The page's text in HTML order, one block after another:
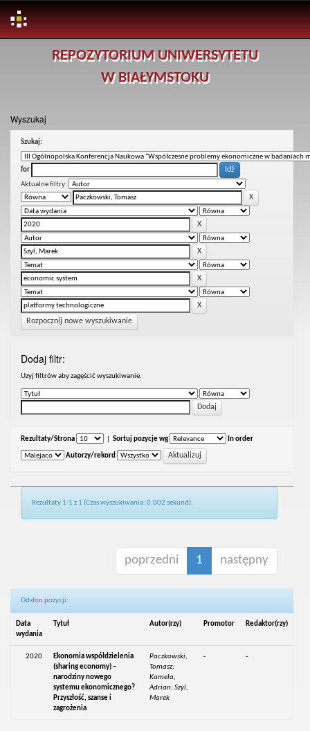
REPOZYTORIUM UNIWERSYTETU
W BIAŁYMSTOKU
Wyszukaj
Szukaj:
for
Aktualne filtry:
Rozpocznij nowe wyszukiwanie
Dodaj filtr:
Uzyj filtrów aby zagęścić wyszukiwanie.
Rezultaty/Strona Sortuj pozycje wg In order
Autorzy/rekord
Rezultaty 1-1 z 1 (Czas wyszukiwania: 0.002 sekund).
poprzedni 1 następny
Odsłon pozycji:
Data
wydania
Tytuł Autor(rzy) Promotor Redaktor(rzy)
2020
Ekonomia współdzielenia
(sharing economy) –
narodziny nowego
systemu ekonomicznego?
Przyszłość, szanse i
zagrożenia
Paczkowski,
Tomasz;
Kamela,
Adrian; Szyl,
Marek
- -